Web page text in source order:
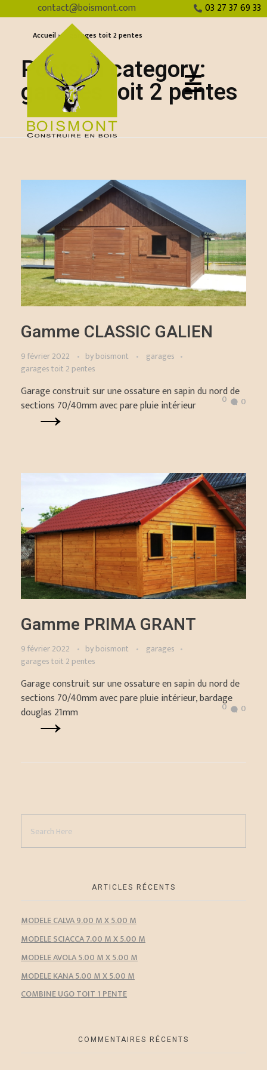
contact@boismont.com 03 27 37 69 33
Accueil» garages toit 2 pentes
Posts in category:
garages toit 2 pentes
Gamme CLASSIC GALIEN
9 février 2022 byboismont
garages
garages toit 2 pentes
Garage construit sur une ossature en sapin du nord de
sections 70/40mm avec pare pluie intérieur
0 0
Gamme PRIMA GRANT
9 février 2022 byboismont
garages
garages toit 2 pentes
Garage construit sur une ossature en sapin du nord de
sections 70/40mm avec pare pluie intérieur, bardage
douglas 21mm
0 0
ARTICLES RÉCENTS
MODELE CALVA 9.00 M X 5.00 M
MODELE SCIACCA 7.00 M X 5.00 M
MODELE AVOLA 5.00 M X 5.00 M
MODELE KANA 5.00 M X 5.00 M
COMBINE UGO TOIT 1 PENTE
COMMENTAIRES RÉCENTS